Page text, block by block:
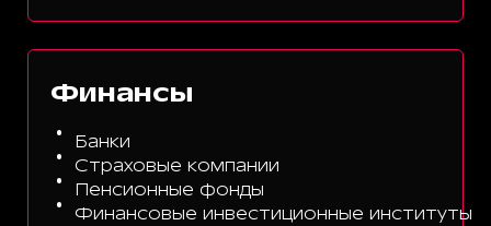
Банки
Страховые компании
Пенсионные фонды
Финансовые инвестиционные институты
Финансы